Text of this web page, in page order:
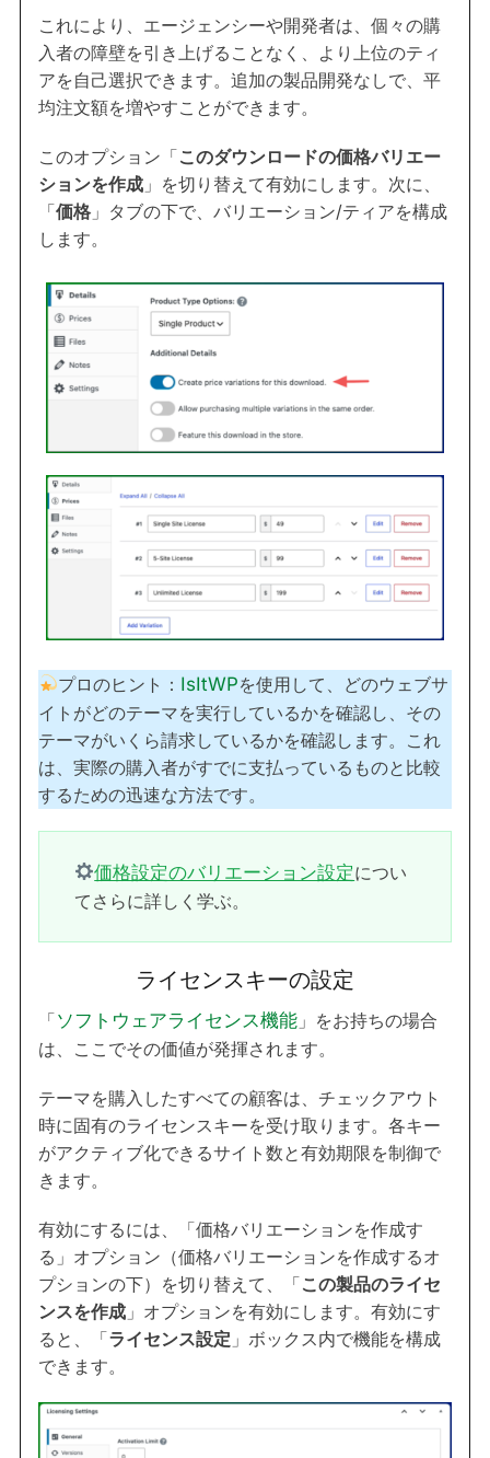
これにより、エージェンシーや開発者は、個々の購
入者の障壁を引き上げることなく、より上位のティ
アを自己選択できます。追加の製品開発なしで、平
均注文額を増やすことができます。
このオプション「このダウンロードの価格バリエー
ションを作成 」を切り替えて有効にします。次に、
「価格 」タブの下で、バリエーション/ティアを構成
します。
プロのヒント： IsItWPを使用して、どのウェブサ
イトがどのテーマを実行しているかを確認し、その
テーマがいくら請求しているかを確認します。これ
は、実際の購入者がすでに支払っているものと比較
するための迅速な方法です。
価格設定のバリエーション設定につい
てさらに詳しく学ぶ。
ライセンスキーの設定
「ソフトウェアライセンス機能 」をお持ちの場合
は、ここでその価値が発揮されます。
テーマを購入したすべての顧客は、チェックアウト
時に固有のライセンスキーを受け取ります。各キー
がアクティブ化できるサイト数と有効期限を制御で
きます。
有効にするには、「価格バリエーションを作成す
る」オプション（価格バリエーションを作成するオ
プションの下）を切り替えて、「この製品のライセ
ンスを作成 」オプションを有効にします。有効にす
ると、「ライセンス設定 」ボックス内で機能を構成
できます。